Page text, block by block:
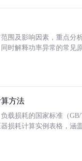
围及影响因素，重点分
时解释功率异常的常
方法
载损耗的国家标准（
损耗计算实例表格，涵